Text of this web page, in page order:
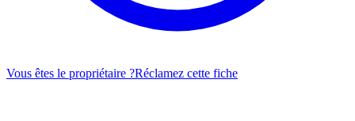
Vous êtes le propriétaire ?Réclamez cette fiche